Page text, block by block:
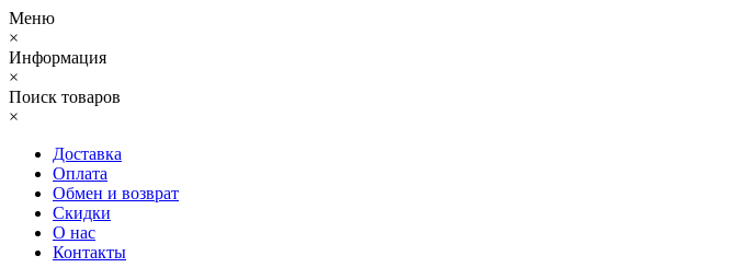
Меню
×
Информация
×
Поиск товаров
×
Доставка
Оплата
Обмен и возврат
Скидки
О нас
Контакты